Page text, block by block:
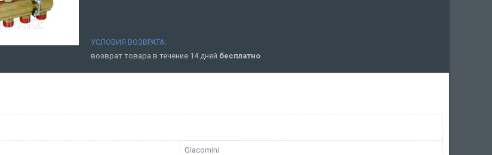
возврат товара в течение 14 дней бесплатно
Giacomini